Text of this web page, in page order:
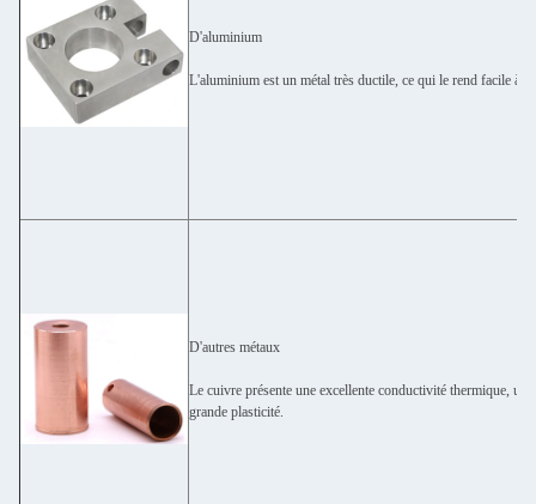
D'aluminium
L'aluminium est un métal très ductile, ce qui le rend facile à
D'autres métaux
Le cuivre présente une excellente conductivité thermique,
grande plasticité.